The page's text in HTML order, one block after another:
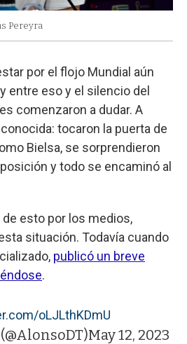
Pereyra
por el flojo Mundial aún
entre eso y el silencio del
comenzaron a dudar. A
tocaron la puerta de
Bielsa, se sorprendieron
y todo se encaminó al
de esto por los medios,
situación. Todavía cuando
publicó un breve
.
oLJLthKDmU
May 12, 2023